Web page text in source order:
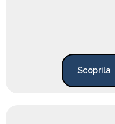
Scoprila